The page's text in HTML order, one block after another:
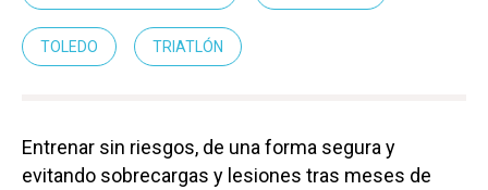
TOLEDO TRIATLÓN
Entrenar sin riesgos, de una forma segura y
evitando sobrecargas y lesiones tras meses de